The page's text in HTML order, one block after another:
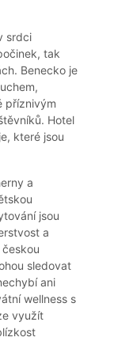
srdci
tak
Benecko je
příznivým
Hotel
které jsou
a
jsou
a
sledovat
ani
wellness s
využít